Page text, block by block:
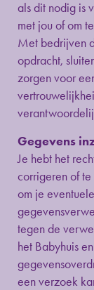
als dit nodig is
met jou of om
Met bedrijven
opdracht,
zorgen voor
Gegevens
Je hebt het
corrigeren of
om je
tegen de
het Babyhuis
een verzoek